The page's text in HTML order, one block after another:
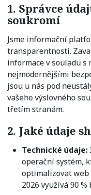
1. Správce
soukromí
Jsme informační
transparentnosti.
informace v souladu s
nejmodernějšími
jsou u nás pod
vašeho výslovného
třetím stranám.
2. Jaké údaje
Technické údaje:
operační systém,
optimalizovat
2026 využívá 90 %